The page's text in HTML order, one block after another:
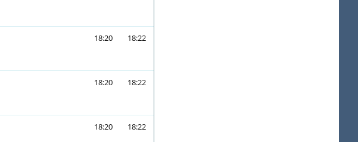
18:20 18:22
18:20 18:22
18:20 18:22